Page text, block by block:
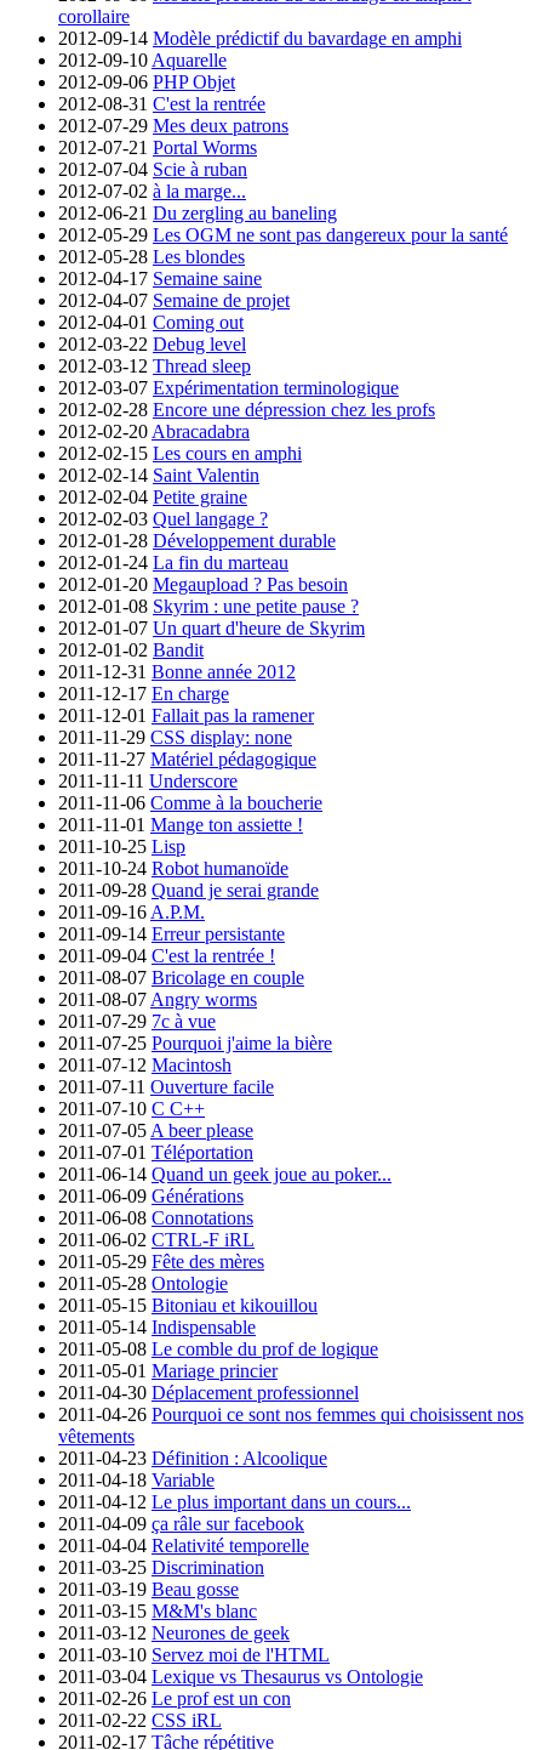
corollaire
2012-09-14 Modèle prédictif du bavardage en amphi
2012-09-10 Aquarelle
2012-09-06 PHP Objet
2012-08-31 C'est la rentrée
2012-07-29 Mes deux patrons
2012-07-21 Portal Worms
2012-07-04 Scie à ruban
2012-07-02 à la marge...
2012-06-21 Du zergling au baneling
2012-05-29 Les OGM ne sont pas dangereux pour la santé
2012-05-28 Les blondes
2012-04-17 Semaine saine
2012-04-07 Semaine de projet
2012-04-01 Coming out
2012-03-22 Debug level
2012-03-12 Thread sleep
2012-03-07 Expérimentation terminologique
2012-02-28 Encore une dépression chez les profs
2012-02-20 Abracadabra
2012-02-15 Les cours en amphi
2012-02-14 Saint Valentin
2012-02-04 Petite graine
2012-02-03 Quel langage ?
2012-01-28 Développement durable
2012-01-24 La fin du marteau
2012-01-20 Megaupload ? Pas besoin
2012-01-08 Skyrim : une petite pause ?
2012-01-07 Un quart d'heure de Skyrim
2012-01-02 Bandit
2011-12-31 Bonne année 2012
2011-12-17 En charge
2011-12-01 Fallait pas la ramener
2011-11-29 CSS display: none
2011-11-27 Matériel pédagogique
2011-11-11 Underscore
2011-11-06 Comme à la boucherie
2011-11-01 Mange ton assiette !
2011-10-25 Lisp
2011-10-24 Robot humanoïde
2011-09-28 Quand je serai grande
2011-09-16 A.P.M.
2011-09-14 Erreur persistante
2011-09-04 C'est la rentrée !
2011-08-07 Bricolage en couple
2011-08-07 Angry worms
2011-07-29 7c à vue
2011-07-25 Pourquoi j'aime la bière
2011-07-12 Macintosh
2011-07-11 Ouverture facile
2011-07-10 C C++
2011-07-05 A beer please
2011-07-01 Téléportation
2011-06-14 Quand un geek joue au poker...
2011-06-09 Générations
2011-06-08 Connotations
2011-06-02 CTRL-F iRL
2011-05-29 Fête des mères
2011-05-28 Ontologie
2011-05-15 Bitoniau et kikouillou
2011-05-14 Indispensable
2011-05-08 Le comble du prof de logique
2011-05-01 Mariage princier
2011-04-30 Déplacement professionnel
2011-04-26 Pourquoi ce sont nos femmes qui choisissent nos
vêtements
2011-04-23 Définition : Alcoolique
2011-04-18 Variable
2011-04-12 Le plus important dans un cours...
2011-04-09 ça râle sur facebook
2011-04-04 Relativité temporelle
2011-03-25 Discrimination
2011-03-19 Beau gosse
2011-03-15 M&M's blanc
2011-03-12 Neurones de geek
2011-03-10 Servez moi de l'HTML
2011-03-04 Lexique vs Thesaurus vs Ontologie
2011-02-26 Le prof est un con
2011-02-22 CSS iRL
2011-02-17 Tâche répétitive